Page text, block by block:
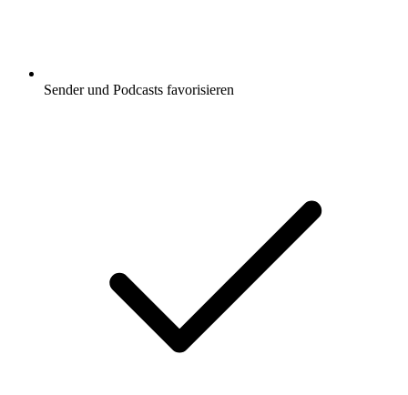
Sender und Podcasts favorisieren